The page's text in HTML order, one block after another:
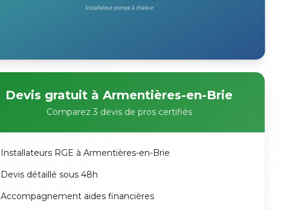
Devis gratuit à Armentières-en-Brie
Comparez 3 devis de pros certifiés
Installateurs RGE à Armentières-en-Brie
Devis détaillé sous 48h
Accompagnement aides financières